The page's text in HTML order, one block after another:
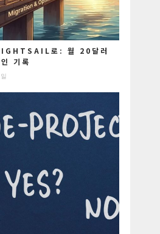
로: 월 20달러
기록